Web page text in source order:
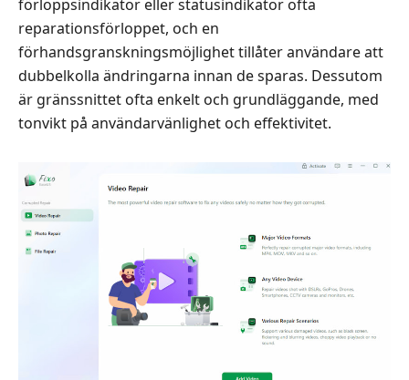
förloppsindikator eller statusindikator ofta
reparationsförloppet, och en
förhandsgranskningsmöjlighet tillåter användare att
dubbelkolla ändringarna innan de sparas. Dessutom
är gränssnittet ofta enkelt och grundläggande, med
tonvikt på användarvänlighet och effektivitet.